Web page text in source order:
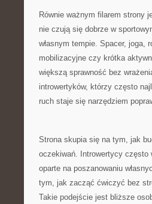
Równie ważnym filarem strony
nie czują się dobrze w
własnym tempie. Spacer, joga,
mobilizacyjne czy krótka
większą sprawność bez
introwertyków, którzy często
ruch staje się narzędziem
Strona skupia się na tym, jak
oczekiwań. Introwertycy często
oparte na poszanowaniu
tym, jak zacząć ćwiczyć bez
Takie podejście jest bliższe